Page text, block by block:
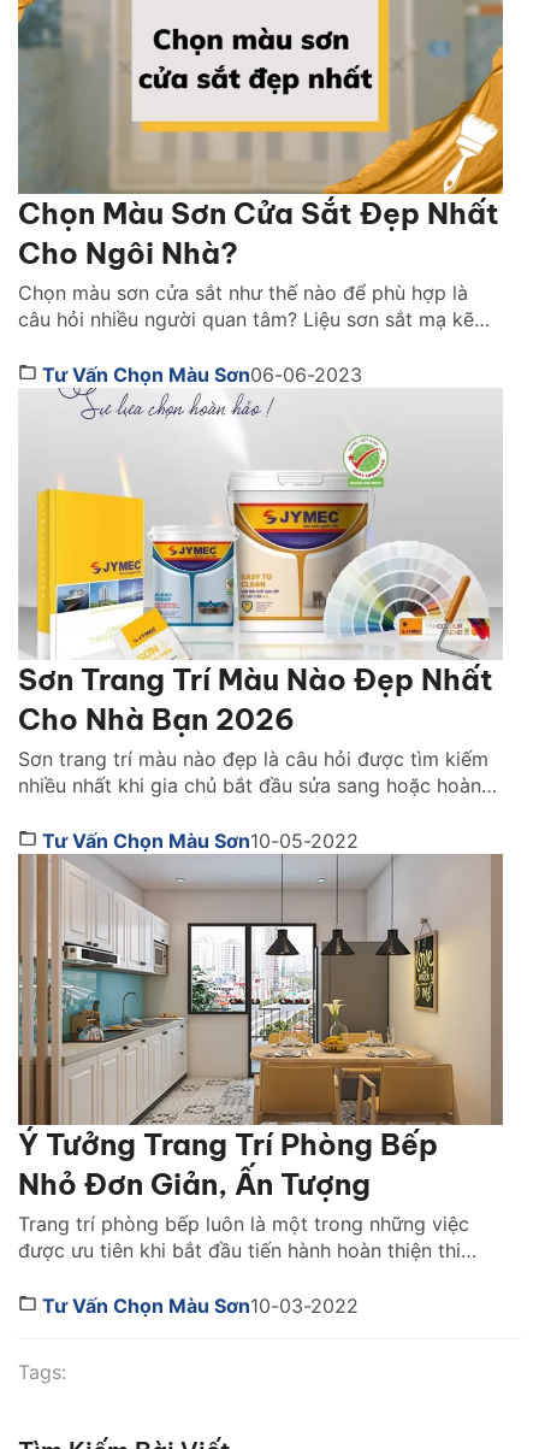
Chọn Màu Sơn Cửa Sắt Đẹp Nhất
Cho Ngôi Nhà?
Chọn màu sơn cửa sắt như thế nào để phù hợp là
câu hỏi nhiều người quan tâm? Liệu sơn sắt mạ kẽm
màu cửa sắt cần quan tâm những tiêu chí gì? Cùng
tìm hiểu ngay qua bài viết dưới đây nhé! 1. […]
Tư Vấn Chọn Màu Sơn06-06-2023
Sơn Trang Trí Màu Nào Đẹp Nhất
Cho Nhà Bạn 2026
Sơn trang trí màu nào đẹp là câu hỏi được tìm kiếm
nhiều nhất khi gia chủ bắt đầu sửa sang hoặc hoàn
không chỉ quyết định vẻ đẹp của ngôi nhà mà còn
ảnh hưởng trực tiếp đến cảm xúc, ánh sáng và
phong cách […]
Tư Vấn Chọn Màu Sơn10-05-2022
Ý Tưởng Trang Trí Phòng Bếp
Nhỏ Đơn Giản, Ấn Tượng
Trang trí phòng bếp luôn là một trong những việc
được ưu tiên khi bắt đầu tiến hành hoàn thiện thi
coi là khu vực “giữ lửa” cho cả nhà. Tuy nhiên, việc
Tư Vấn Chọn Màu Sơn10-03-2022
Tags: